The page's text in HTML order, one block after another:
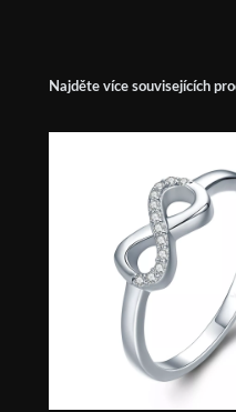
Najděte více souvisejících